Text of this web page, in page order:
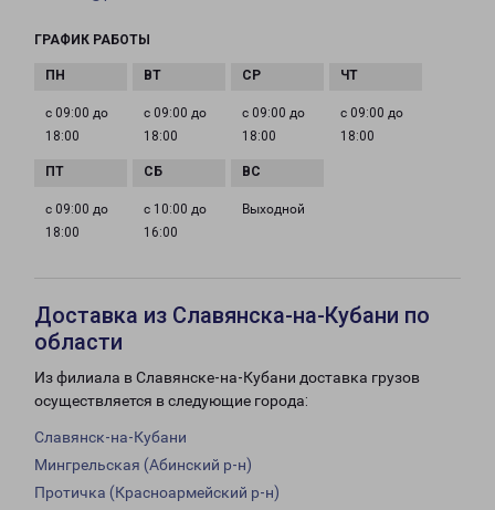
ГРАФИК РАБОТЫ
с 09:00 до
18:00
с 09:00 до
18:00
с 09:00 до
18:00
с 09:00 до
18:00
с 09:00 до
18:00
с 10:00 до
16:00
Выходной
Доставка из Славянска-на-Кубани по
области
Из филиала в Славянске-на-Кубани доставка грузов
осуществляется в следующие города:
Славянск-на-Кубани
Мингрельская (Абинский р-н)
Протичка (Красноармейский р-н)